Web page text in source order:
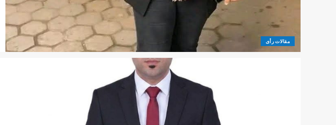
مقالات رأى